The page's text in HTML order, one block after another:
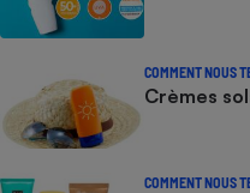
COMMENT NOUS
Crèmes
COMMENT NOUS